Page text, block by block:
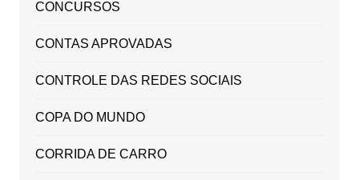
CONCURSOS
CONTAS APROVADAS
CONTROLE DAS REDES SOCIAIS
COPA DO MUNDO
CORRIDA DE CARRO